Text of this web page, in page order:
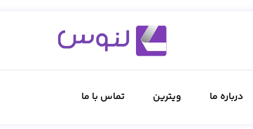
درباره ما ویترین تماس با ما